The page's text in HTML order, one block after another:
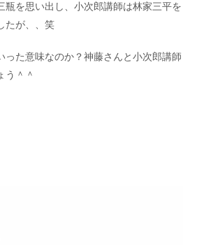
瓶を思い出し、小次郎講師は林家三平を
たが、、笑
った意味なのか？神藤さんと小次郎講師
う＾＾